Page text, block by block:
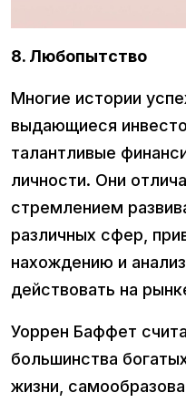
8. Любопытство
Многие истории
выдающиеся
талантливые
личности. Они
стремлением
различных сфер,
нахождению и
действовать на
Уоррен Баффет
большинства
жизни,